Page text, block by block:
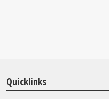
Quicklinks